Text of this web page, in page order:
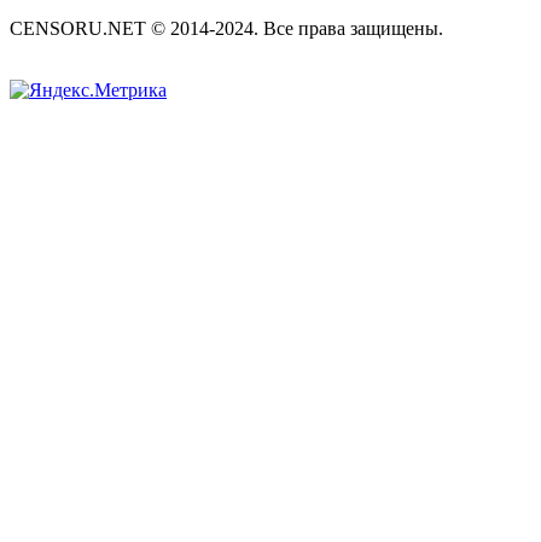
CENSORU.NET © 2014-2024. Все права защищены.